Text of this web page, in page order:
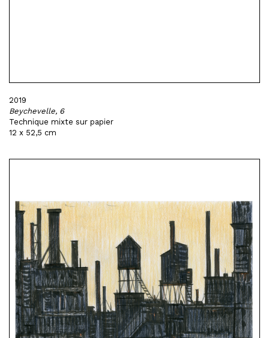
2019
Beychevelle, 6
Technique mixte sur papier
12 x 52,5 cm